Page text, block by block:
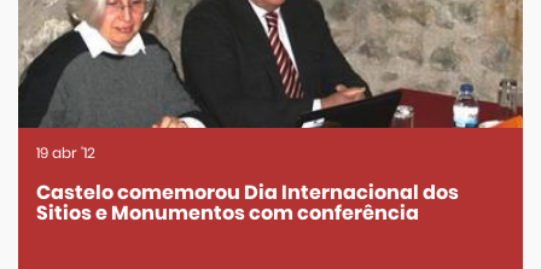
Castelo comemorou Dia Internacional dos
Sitios e Monumentos com conferência
19abr'12